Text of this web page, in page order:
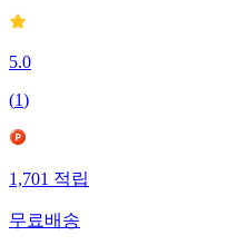
5.0
(1)
1,701적립
무료배송